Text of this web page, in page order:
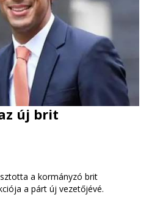
új brit
a kormányzó brit
a párt új vezetőjévé.